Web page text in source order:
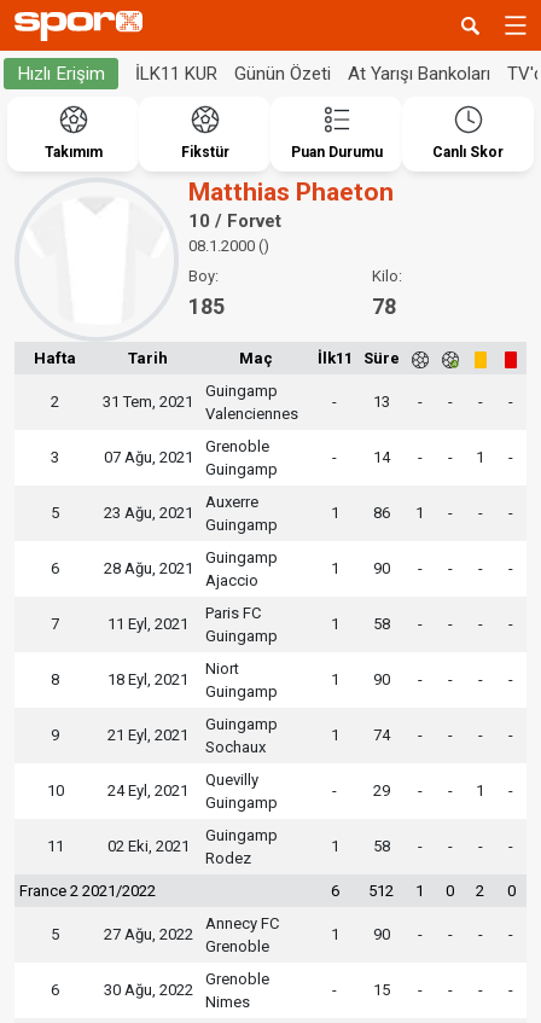
Hızlı Erişim İLK11 KUR Günün Özeti At Yarışı Bankoları
Takımım Fikstür Puan Durumu Canlı Skor
Matthias Phaeton
10 / Forvet
08.1.2000 ()
Boy:
185
Kilo:
78
Hafta Tarih Maç İlk11 Süre
2 31 Tem, 2021
Guingamp
Valenciennes
- 13 - - - -
3 07 Ağu, 2021
Grenoble
Guingamp
- 14 - - 1 -
5 23 Ağu, 2021
Auxerre
Guingamp
1 86 1 - - -
6 28 Ağu, 2021
Guingamp
Ajaccio
1 90 - - - -
7 11 Eyl, 2021
Paris FC
Guingamp
1 58 - - - -
8 18 Eyl, 2021
Niort
Guingamp
1 90 - - - -
9 21 Eyl, 2021
Guingamp
Sochaux
1 74 - - - -
10 24 Eyl, 2021
Quevilly
Guingamp
- 29 - - 1 -
11 02 Eki, 2021
Guingamp
Rodez
1 58 - - - -
France 2 2021/2022 6 512 1 0 2 0
5 27 Ağu, 2022
Annecy FC
Grenoble
1 90 - - - -
6 30 Ağu, 2022
Grenoble
Nimes
- 15 - - - -